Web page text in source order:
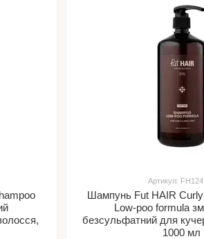
Артикул:
Шампунь Fut HAIR
Low-poo formula
безсульфатний для кучерявого волосся ,
1000 мл